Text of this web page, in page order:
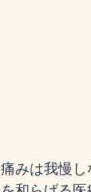
痛みは我慢